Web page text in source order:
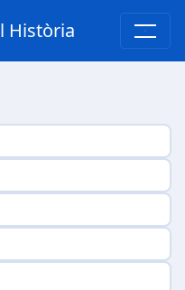
Història